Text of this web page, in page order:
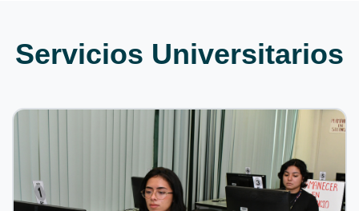
Servicios Universitarios